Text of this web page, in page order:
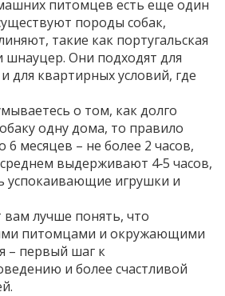
питомцев есть еще один
породы собак,
такие как португальская
шнауцер. Они подходят для
для квартирных условий, где
о том, как долго
одну дома, то правило
месяцев – не более 2 часов,
выдерживают 4‑5 часов,
успокаивающие игрушки и
лучше понять, что
питомцами и окружающими
– первый шаг к
и более счастливой